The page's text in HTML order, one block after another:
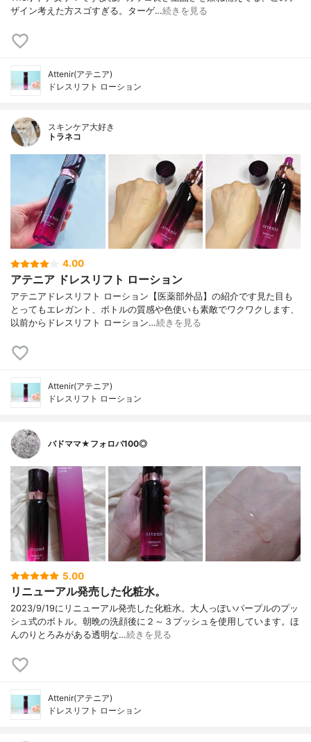
ザイン考えた方スゴすぎる。ターゲ…続きを見る
Attenir(アテニア)
ドレスリフト ローション
スキンケア大好き
トラネコ
4.00
アテニア ドレスリフト ローション
アテニアドレスリフト ローション【医薬部外品】の紹介です見た目も
とってもエレガント、ボトルの質感や色使いも素敵でワクワクします、
以前からドレスリフト ローション…続きを見る
Attenir(アテニア)
ドレスリフト ローション
バドママ★フォロバ100◎
5.00
リニューアル発売した化粧水。
2023/9/19にリニューアル発売した化粧水。大人っぽいパープルのプッ
シュ式のボトル。朝晩の洗顔後に２～３プッシュを使用しています。ほ
んのりとろみがある透明な…続きを見る
Attenir(アテニア)
ドレスリフト ローション